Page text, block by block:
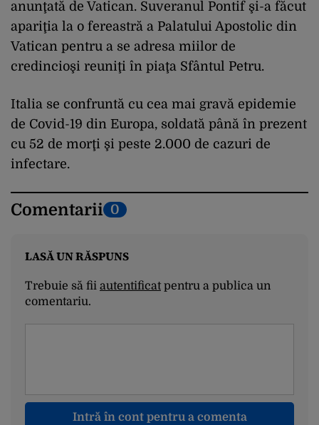
anunţată de Vatican. Suveranul Pontif şi-a făcut
apariţia la o fereastră a Palatului Apostolic din
Vatican pentru a se adresa miilor de
credincioşi reuniţi în piaţa Sfântul Petru.
Italia se confruntă cu cea mai gravă epidemie
de Covid-19 din Europa, soldată până în prezent
cu 52 de morţi şi peste 2.000 de cazuri de
infectare.
Comentarii 0
LASĂ UN RĂSPUNS
Trebuie să fii autentificatpentru a publica un
comentariu.
Intră în cont pentru a comenta